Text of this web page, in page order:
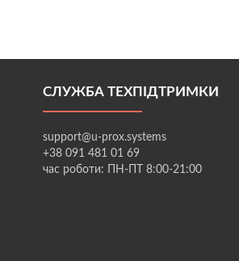
СЛУЖБА ТЕХПІДТРИМКИ
support@u-prox.systems
+38 091 481 01 69
час роботи: ПН-ПТ 8:00-21:00